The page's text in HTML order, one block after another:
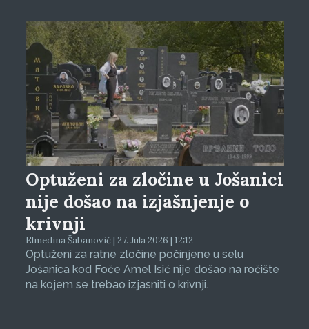
Optuženi za zločine u Jošanici
nije došao na izjašnjenje o
krivnji
Elmedina Šabanović | 27. Jula 2026 | 12:12
Optuženi za ratne zločine počinjene u selu
Jošanica kod Foče Amel Isić nije došao na ročište
na kojem se trebao izjasniti o krivnji.